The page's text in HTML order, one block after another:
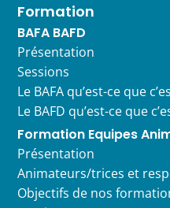
Formation
BAFA BAFD
Présentation
Sessions
Le BAFA qu’est-ce que
Le BAFD qu’est-ce que
Formation Equipes
Présentation
Animateurs/trices et
Objectifs de nos